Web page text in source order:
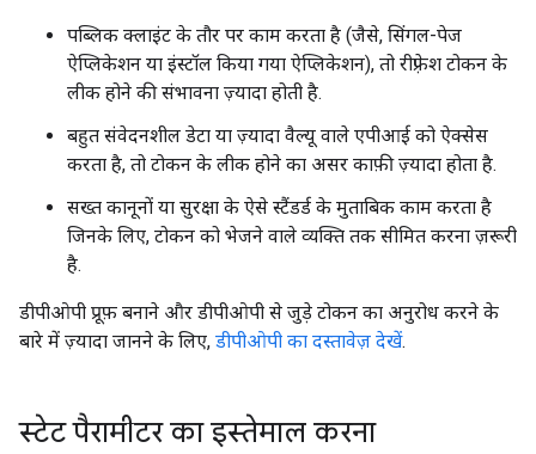
पब्लिक क्लाइंट के तौर पर काम करता है (जैसे, सिंगल-पेज
ऐप्लिकेशन या इंस्टॉल किया गया ऐप्लिकेशन), तो रीफ़्रेश टोकन के
लीक होने की संभावना ज़्यादा होती है.
बहुत संवेदनशील डेटा या ज़्यादा वैल्यू वाले एपीआई को ऐक्सेस
करता है, तो टोकन के लीक होने का असर काफ़ी ज़्यादा होता है.
सख्त कानूनों या सुरक्षा के ऐसे स्टैंडर्ड के मुताबिक काम करता है
जिनके लिए, टोकन को भेजने वाले व्यक्ति तक सीमित करना ज़रूरी
है.
डीपीओपी प्रूफ़ बनाने और डीपीओपी से जुड़े टोकन का अनुरोध करने के
बारे में ज़्यादा जानने के लिए, डीपीओपी का दस्तावेज़ देखें.
स्टेट पैरामीटर का इस्तेमाल करना